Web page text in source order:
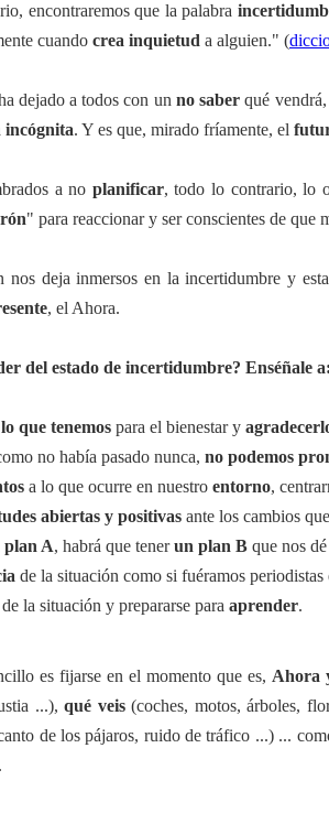
encontraremos que la palabra
cuando crea inquietud a alguien." (
dejado a todos con un no saber qué vendrá,
incógnita. Y es que, mirado fríamente, el
a no planificar, todo lo contrario, lo
" para reaccionar y ser conscientes de
nos deja inmersos en la incertidumbre y
, el Ahora.
del estado de incertidumbre? Enséñale a:
que tenemos para el bienestar y
no había pasado nunca, no podemos
a lo que ocurre en nuestro entorno,
abiertas y positivas ante los cambios
plan A, habrá que tenerun plan B que nos
de la situación como si fuéramos
de la situación y prepararse para aprender.
es fijarse en el momento que es, Ahora
...),qué veis(coches, motos, árboles,
de los pájaros, ruido de tráfico ...) ...